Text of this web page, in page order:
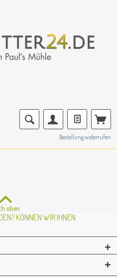
Bestellung widerrufen
oben
KÖNNEN WIR IHNEN